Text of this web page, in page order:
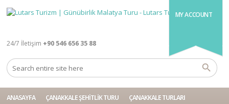
MY ACCOUNT
24/7 İletişim +90 546 656 35 88
ANASAYFA ÇANAKKALE ŞEHITLIK TURU ÇANAKKALE TURLARI